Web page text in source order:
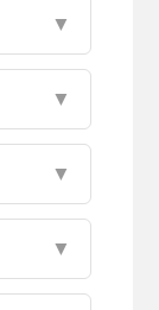
▼
▼
▼
▼